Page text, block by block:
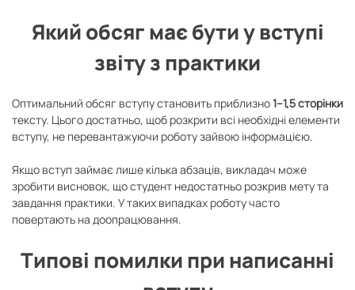
Який обсяг має бути у вступі
звіту з практики
Оптимальний обсяг вступу становить приблизно1–1,5 сторінки
тексту. Цього достатньо, щоб розкрити всі необхідні елементи
вступу, не перевантажуючи роботу зайвою інформацією.
Якщо вступ займає лише кілька абзаців, викладач може
зробити висновок, що студент недостатньо розкрив мету та
завдання практики. У таких випадках роботу часто
повертають на доопрацювання.
Типові помилки при написанні